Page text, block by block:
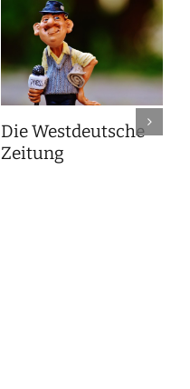
Die Westdeutsche
Zeitung